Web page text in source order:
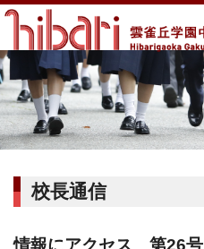
校長通信
情報にアクセス 第26号